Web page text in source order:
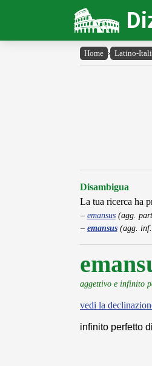
Home › Latino-
Disambigua
La tua ricerca ha
emansus(agg.
emansus(agg.
aggettivo e infinito
vedi la
infinito perfetto di